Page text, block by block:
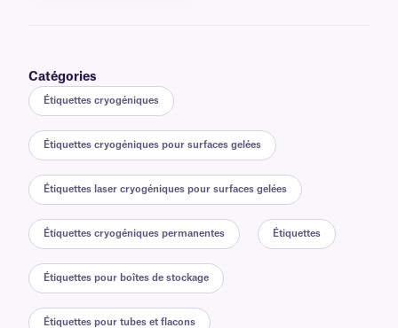
Catégories
Étiquettes cryogéniques
Étiquettes cryogéniques pour surfaces gelées
Étiquettes laser cryogéniques pour surfaces gelées
Étiquettes cryogéniques permanentes Étiquettes
Étiquettes pour boîtes de stockage
Étiquettes pour tubes et flacons